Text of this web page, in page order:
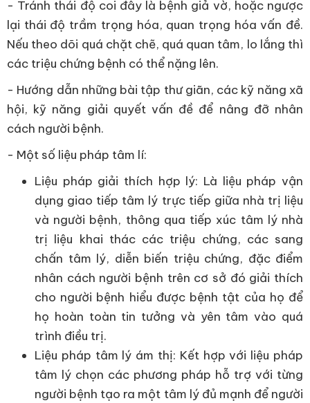
- Tránh thái độ coi đây là bệnh giả vờ, hoặc ngược
lại thái độ trầm trọng hóa, quan trọng hóa vấn đề.
Nếu theo dõi quá chặt chẽ, quá quan tâm, lo lắng thì
các triệu chứng bệnh có thể nặng lên.
- Hướng dẫn những bài tập thư giãn, các kỹ năng xã
hội, kỹ năng giải quyết vấn đề để nâng đỡ nhân
cách người bệnh.
- Một số liệu pháp tâm lí:
Liệu pháp giải thích hợp lý: Là liệu pháp vận
dụng giao tiếp tâm lý trực tiếp giữa nhà trị liệu
và người bệnh, thông qua tiếp xúc tâm lý nhà
trị liệu khai thác các triệu chứng, các sang
chấn tâm lý, diễn biến triệu chứng, đặc điểm
nhân cách người bệnh trên cơ sở đó giải thích
cho người bệnh hiểu được bệnh tật của họ để
họ hoàn toàn tin tưởng và yên tâm vào quá
trình điều trị.
Liệu pháp tâm lý ám thị: Kết hợp với liệu pháp
tâm lý chọn các phương pháp hỗ trợ với từng
người bệnh tạo ra một tâm lý đủ mạnh để người